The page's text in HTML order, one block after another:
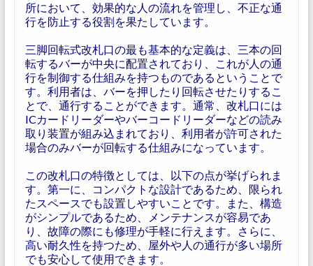
所において、効果的な人の流れを管理し、不正な通
行を防止する役割を果たしています。
三脚回転式改札口の最も基本的な定義は、三本の回
転するバーが中央に配置されており、これが人の通
行を制御する仕組みを持つものであるということで
す。利用者は、バーを押したり回転させたりするこ
とで、通行することができます。通常、改札口には
ICカードリーダーやバーコードリーダーなどの読み
取り装置が組み込まれており、利用者が許可された
場合のみバーが回転する仕組みになっています。
この改札口の特徴としては、以下の点が挙げられま
す。第一に、コンパクトな設計であるため、限られ
たスペースでも設置しやすいことです。また、構造
がシンプルであるため、メンテナンスが容易であ
り、故障の際にも修理が手軽に行えます。さらに、
高い耐久性を持つため、屋外や人の通行が多い場所
でも安心して使用できます。